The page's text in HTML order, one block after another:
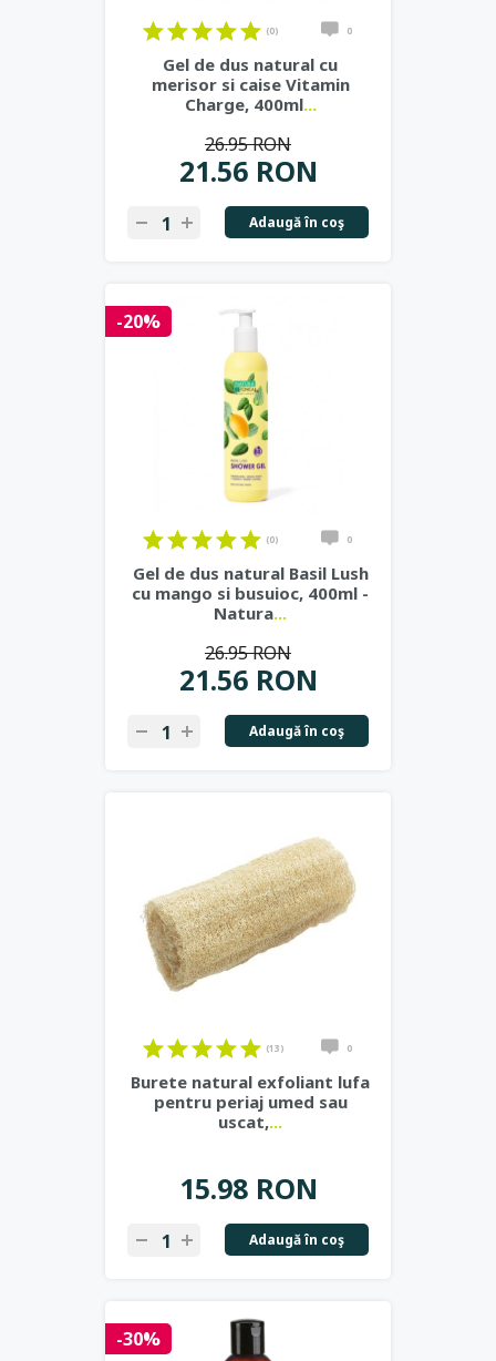
(0) 0
Gel de dus natural cu
merisor si caise Vitamin
Charge, 400ml...
21.56 RON
26.95 RON
Adaugă în coş
-20%
(0) 0
Gel de dus natural Basil Lush
cu mango si busuioc, 400ml -
Natura...
21.56 RON
26.95 RON
Adaugă în coş
(13) 0
Burete natural exfoliant lufa
pentru periaj umed sau
uscat,...
15.98 RON
Adaugă în coş
-30%